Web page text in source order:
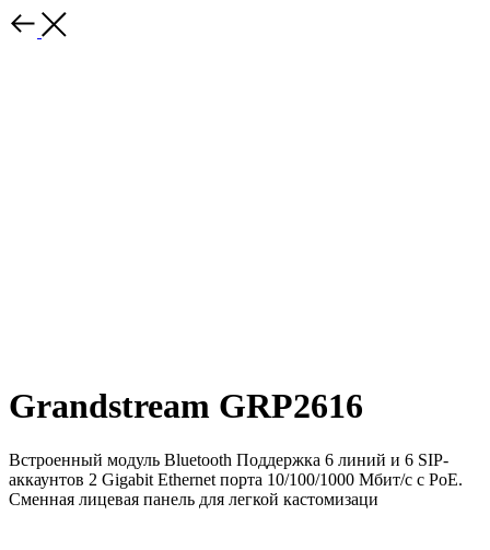
Grandstream GRP2616
Встроенный модуль Bluetooth Поддержка 6 линий и 6 SIP-
аккаунтов 2 Gigabit Ethernet порта 10/100/1000 Мбит/с с PoE.
Сменная лицевая панель для легкой кастомизаци